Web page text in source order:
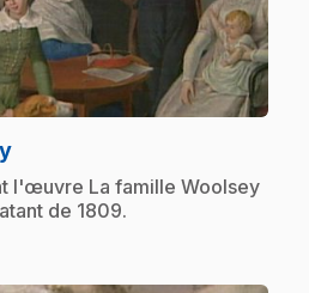
.
l'œuvre La famille Woolsey
de 1809.